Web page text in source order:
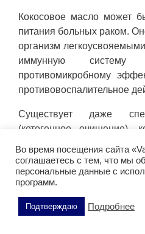
Кокосовое масло может
питания больных раком.
организм
иммунную систему
противомикробному
противовоспалительное
Существует даже
(кетогенное очищение),
раковые клетки,
здоровые клетки
получаемыми из
Кокосовое масло
Во время посещения сайта
соглашаетесь с тем, что мы
персональные данные с
программ.
Подтверждаю Подробнее